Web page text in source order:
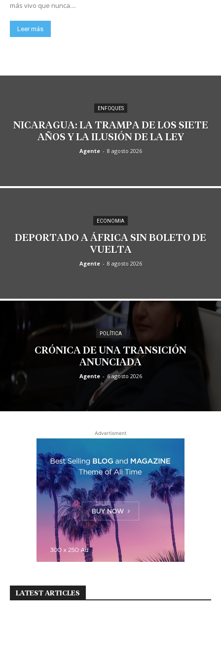
más vivo que nunca....
Leer más
ENFOQUES
NICARAGUA: LA TRAMPA DE LOS SIETE
AÑOS Y LA ILUSIÓN DE LA LEY
Agente - 8 agosto 2026
ECONOMIA
DEPORTADO A ÁFRICA SIN BOLETO DE
VUELTA
Agente - 8 agosto 2026
POLÍTICA
CRÓNICA DE UNA TRANSICIÓN
ANUNCIADA
Agente - 6 agosto 2026
Advertisment
LATEST ARTICLES